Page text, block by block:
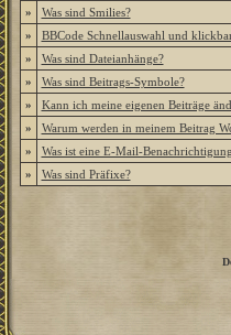
»
Was sind Smilies?
»
BBCode Schnellauswahl und
»
Was sind Dateianhänge?
»
Was sind Beitrags-Symbole?
»
Kann ich meine eigenen Beiträge
»
Warum werden in meinem Beitrag
»
Was ist eine E-Mail-
»
Was sind Präfixe?